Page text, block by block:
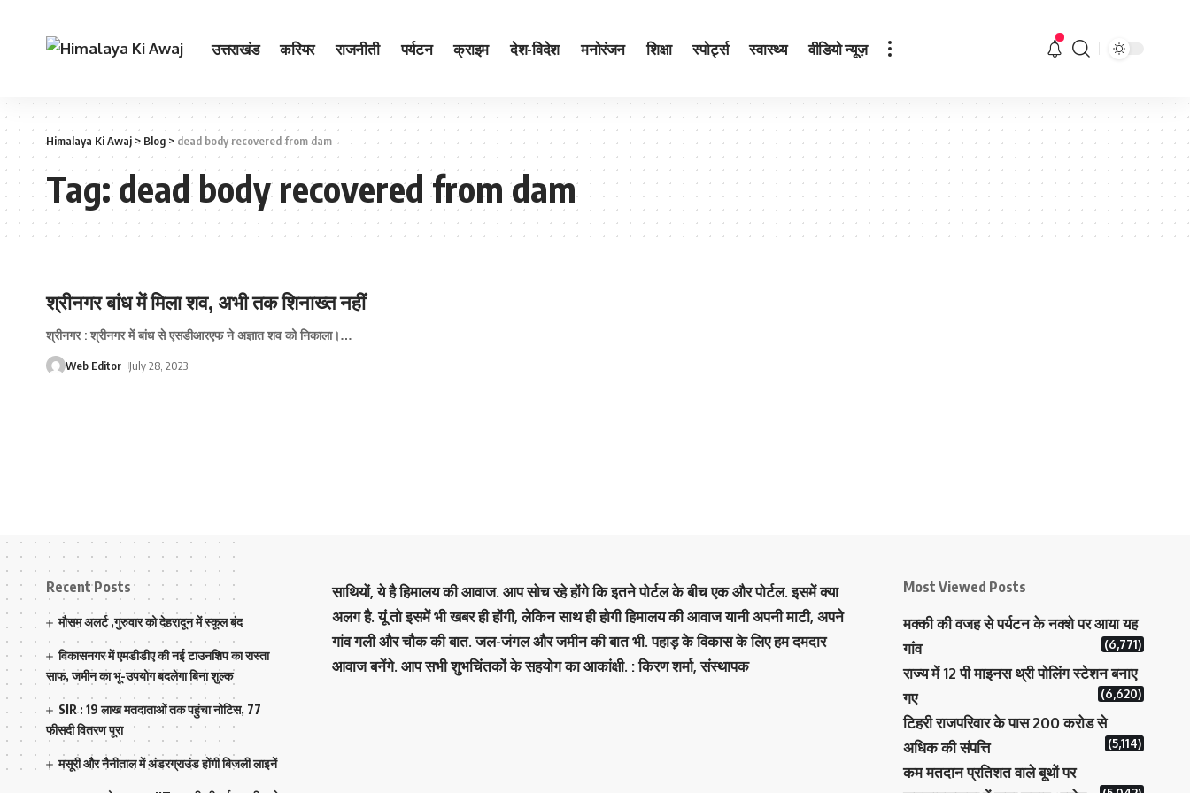
उत्तराखंड करियर राजनीती पर्यटन क्राइम देश-विदेश मनोरंजन शिक्षा स्पोर्ट्स स्वास्थ्य वीडियो न्यूज़
Himalaya Ki Awaj > Blog> dead body recovered from dam
Tag:dead body recovered from dam
श्रीनगर बांध में मिला शव, अभी तक शिनाख्‍त नहीं
श्रीनगर : श्रीनगर में बांध से एसडीआरएफ ने अज्ञात शव को निकाला।…
Web Editor July 28, 2023
Recent Posts
मौसम अलर्ट ,गुरुवार को देहरादून में स्कूल बंद
विकासनगर में एमडीडीए की नई टाउनशिप का रास्ता
साफ, जमीन का भू-उपयोग बदलेगा बिना शुल्क
SIR : 19 लाख मतदाताओं तक पहुंचा नोटिस, 77
फीसदी वितरण पूरा
मसूरी और नैनीताल में अंडरग्राउंड होंगी बिजली लाइनें
साथियों, ये है हिमालय की आवाज. आप सोच रहे होंगे कि इतने पोर्टल के बीच एक और पोर्टल. इसमें क्या
अलग है. यूं तो इसमें भी खबर ही होंगी, लेकिन साथ ही होगी हिमालय की आवाज यानी अपनी माटी, अपने
गांव गली और चौक की बात. जल-जंगल और जमीन की बात भी. पहाड़ के विकास के लिए हम दमदार
आवाज बनेंगे. आप सभी शुभचिंतकों के सहयोग का आकांक्षी. : किरण शर्मा, संस्‍थापक
Most Viewed Posts
मक्‍की की वजह से पर्यटन के नक्‍शे पर आया यह
गांव
(6,771)
राज्य में 12 पी माइनस थ्री पोलिंग स्टेशन बनाए
गए
(6,620)
टिहरी राजपरिवार के पास 200 करोड से
अधिक की संपत्ति
(5,114)
कम मतदान प्रतिशत वाले बूथों पर